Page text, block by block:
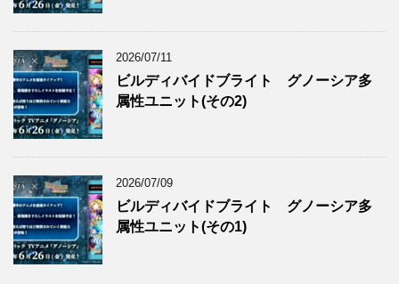
2026/07/11
ビルディバイドブライト グノーシア多
属性ユニット(その2)
2026/07/09
ビルディバイドブライト グノーシア多
属性ユニット(その1)